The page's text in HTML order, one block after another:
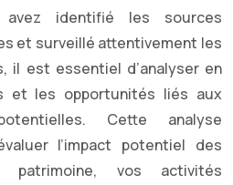
identifié les sources
et surveillé attentivement les
il est essentiel d’analyser en
et les opportunités liés aux
Cette analyse
l’impact potentiel des
vos activités